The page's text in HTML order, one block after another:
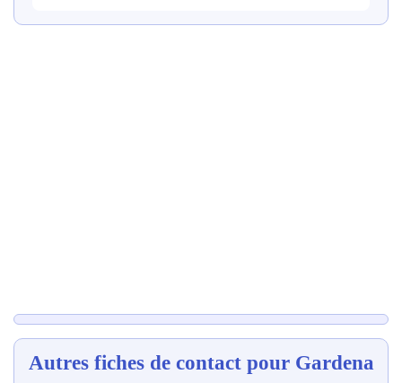
Autres fiches de contact pour Gardena